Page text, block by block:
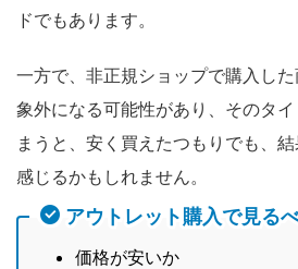
ドでもあります。
一方で、非正規ショップで購入し
象外になる可能性があり、そのタ
まうと、安く買えたつもりでも、
感じるかもしれません。
アウトレット購入で見る
価格が安いか